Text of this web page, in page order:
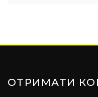
ОТРИМАТИ